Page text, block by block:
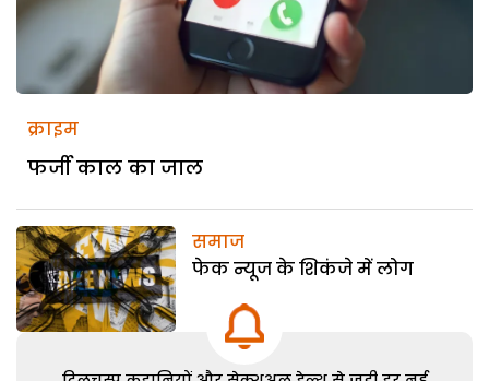
क्राइम
फर्जी काल का जाल
समाज
फेक न्यूज के शिकंजे में लोग